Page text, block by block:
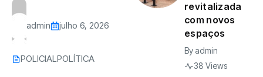
admin julho 6, 2026
POLICIALPOLÍTICA
revitalizada
com novos
espaços
By admin
38 Views